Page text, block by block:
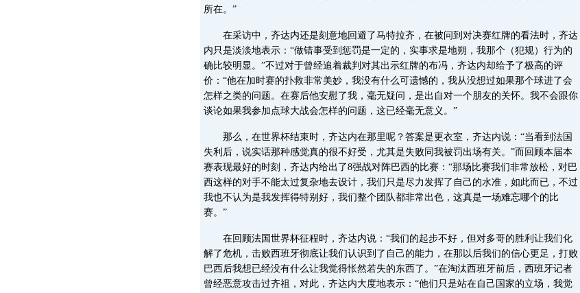
所在。”
在采访中，齐达内还是刻意地回避了马特拉齐，在被问到对决赛红牌的看法时，齐达
内只是淡淡地表示：“做错事受到惩罚是一定的，实事求是地朔，我那个（犯规）行为的
确比较明显。”不过对于曾经追着裁判对其出示红牌的布冯，齐达内却给予了极高的评
价：“他在加时赛的扑救非常美妙，我没有什么可遗憾的，我从没想过如果那个球进了会
怎样之类的问题。在赛后他安慰了我，毫无疑问，是出自对一个朋友的关怀。我不会跟你
谈论如果我参加点球大战会怎样的问题，这已经毫无意义。”
那么，在世界杯结束时，齐达内在那里呢？答案是更衣室，齐达内说：“当看到法国
失利后，说实话那种感觉真的很不好受，尤其是失败同我被罚出场有关。”而回顾本届本
赛表现最好的时刻，齐达内给出了8强战对阵巴西的比赛：“那场比赛我们非常放松，对巴
西这样的对手不能太过复杂地去设计，我们只是尽力发挥了自己的水准，如此而已，不过
我也不认为是我发挥得特别好，我们整个团队都非常出色，这真是一场难忘哪个的比
赛。”
在回顾法国世界杯征程时，齐达内说：“我们的起步不好，但对多哥的胜利让我们化
解了危机，击败西班牙彻底让我们认识到了自己的能力，在那以后我们的信心更足，打败
巴西后我想已经没有什么让我觉得怅然若失的东西了。”在淘汰西班牙前后，西班牙记者
曾经恶意攻击过齐祖，对此，齐达内大度地表示：“他们只是站在自己国家的立场，我觉